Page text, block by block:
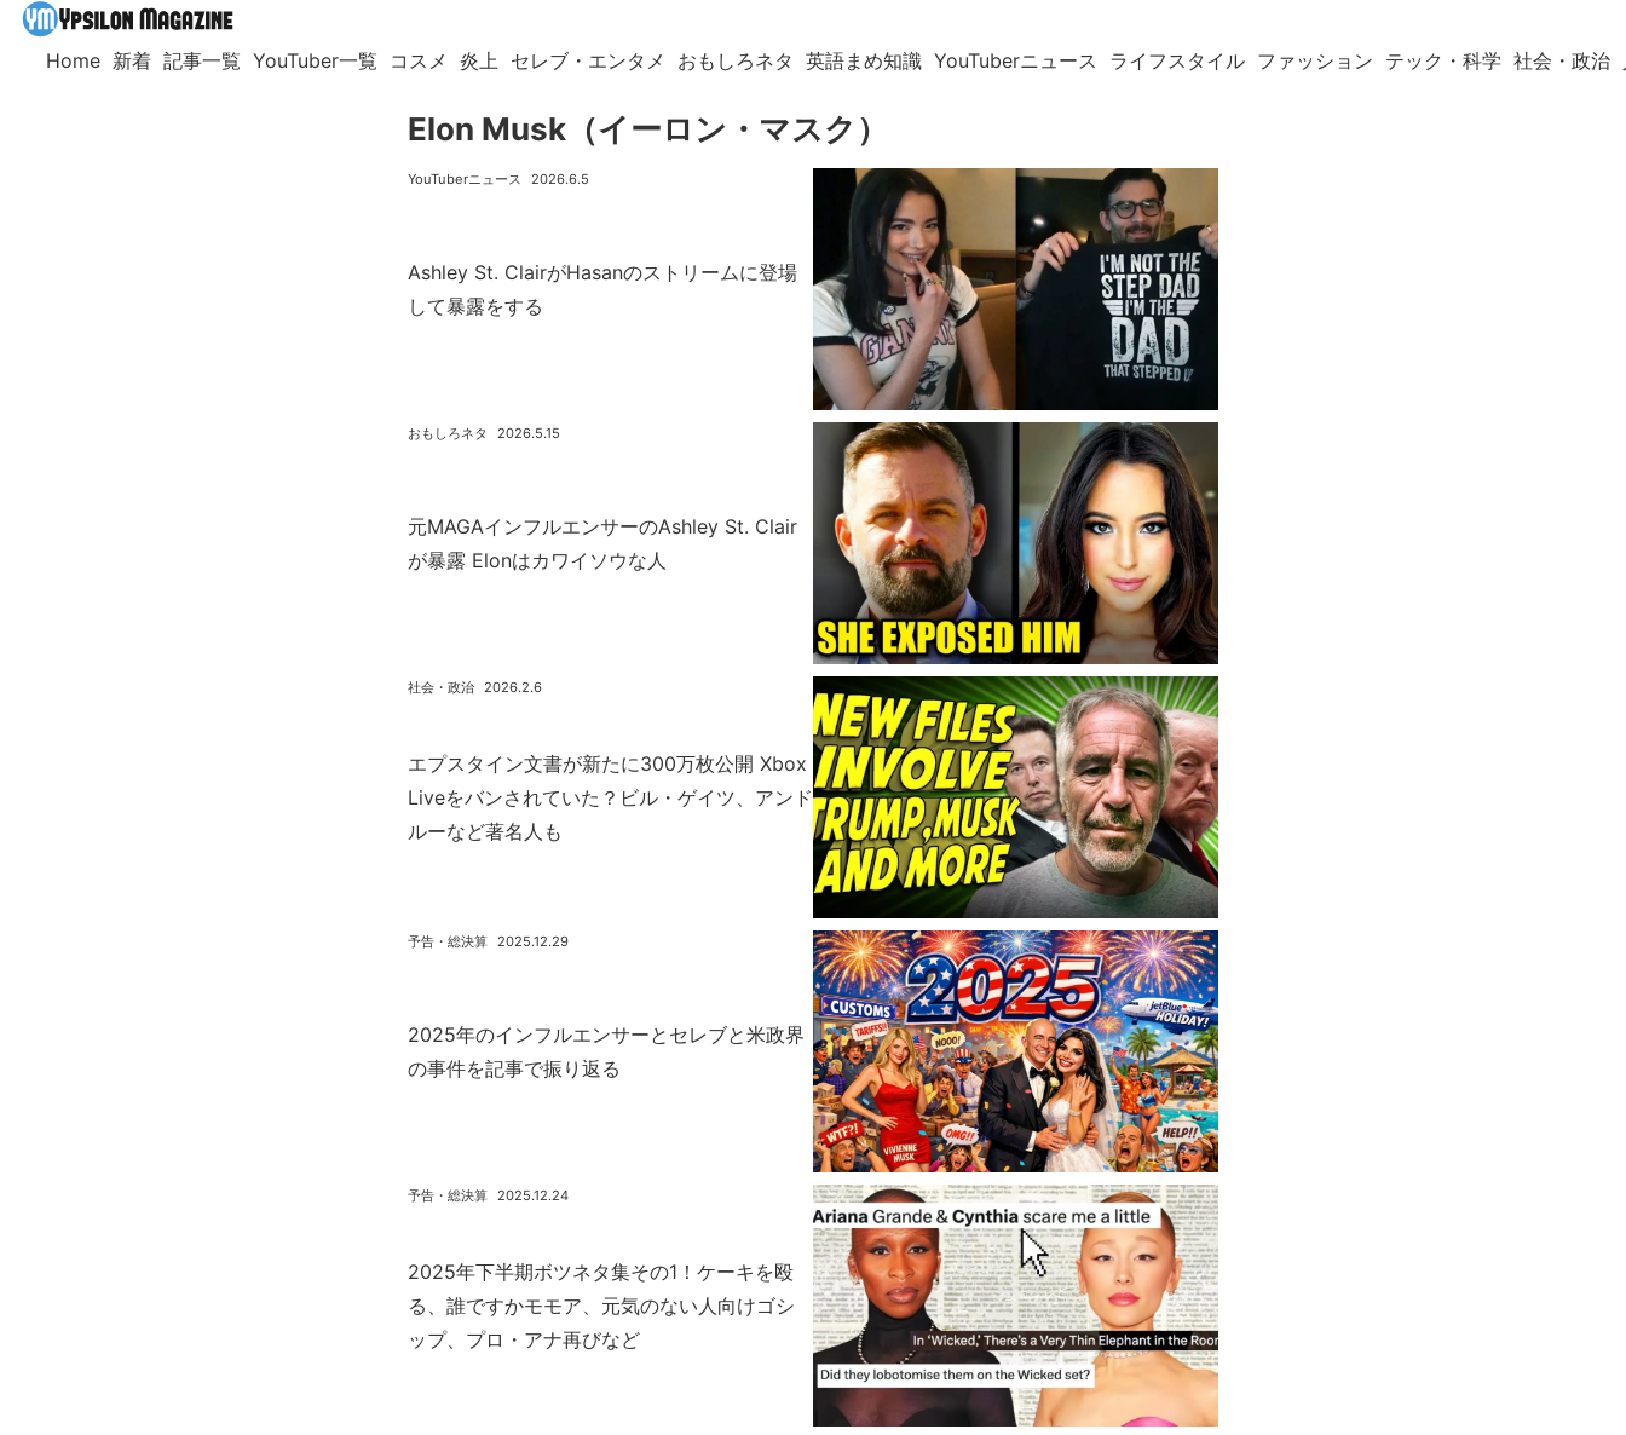
Home 新着 記事一覧 YouTuber一覧 コスメ 炎上 セレブ・エンタメ おもしろネタ 英語まめ知識 YouTuberニュース ライフスタイル ファッション テック・科学 社会・政治
Elon Musk（イーロン・マスク）
Ashley St. ClairがHasanのストリームに登場
して暴露をする
2026.6.5
YouTuberニュース
元MAGAインフルエンサーのAshley St. Clair
が暴露 Elonはカワイソウな人
2026.5.15
おもしろネタ
エプスタイン文書が新たに300万枚公開 Xbox
Liveをバンされていた？ビル・ゲイツ、アンド
ルーなど著名人も
2026.2.6
社会・政治
2025年のインフルエンサーとセレブと米政界
の事件を記事で振り返る
2025.12.29
予告・総決算
2025年下半期ボツネタ集その1！ケーキを殴
る、誰ですかモモア、元気のない人向けゴシ
ップ、プロ・アナ再びなど
2025.12.24
予告・総決算